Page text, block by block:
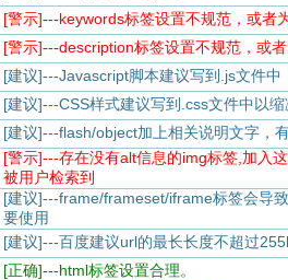
[警示]---keywords标签设置不规范，或者
[警示]---description标签设置不规范，或
[建议]---Javascript脚本建议写到.js文件中
[建议]---CSS样式建议写到.css文件中以
[建议]---flash/object加上相关说明文字，
[警示]---存在没有alt信息的img标签,加入
被用户检索到
[建议]---frame/frameset/iframe标签会导
要使用
[建议]---百度建议url的最长长度不超过
[正确]---html标签设置合理。